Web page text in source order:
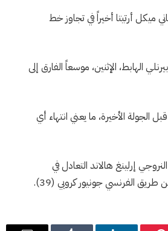
ميكل أرتيتا أخيراً في تجاوز خط
فعلياً من حسم اللقب بعدما حقق فوزاً صعباً وغير مقنع 1–0 على بيرنلي الهابط، الإثنين، موسعاً الفارق إلى
الأخيرة، ما يعني انتهاء أي
إرلينغ هالاند التعادل في
الفرنسي جونيور كروبي (39).